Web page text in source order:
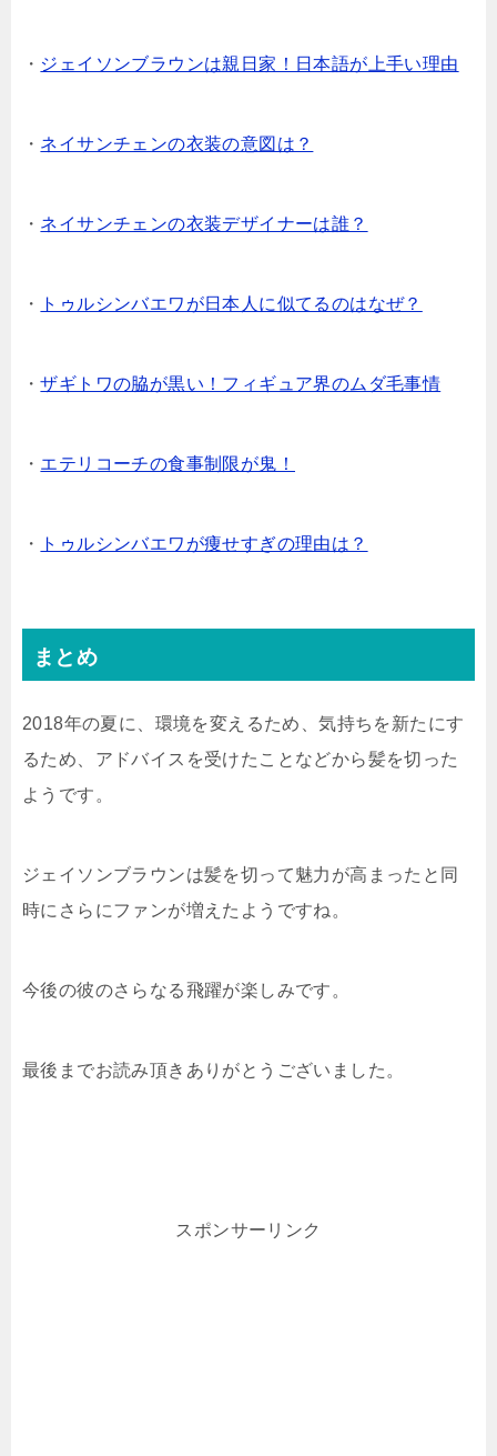
・ ジェイソンブラウンは親日家！日本語が上手い理由
・ ネイサンチェンの衣装の意図は？
・ ネイサンチェンの衣装デザイナーは誰？
・ トゥルシンバエワが日本人に似てるのはなぜ？
・ザギトワの脇が黒い！フィギュア界のムダ毛事情
・ エテリコーチの食事制限が鬼！
・ トゥルシンバエワが痩せすぎの理由は？
まとめ
2018年の夏に、環境を変えるため、気持ちを新たにす
るため、アドバイスを受けたことなどから髪を切った
ようです。
ジェイソンブラウンは髪を切って魅力が高まったと同
時にさらにファンが増えたようですね。
今後の彼のさらなる飛躍が楽しみです。
最後までお読み頂きありがとうございました。
スポンサーリンク